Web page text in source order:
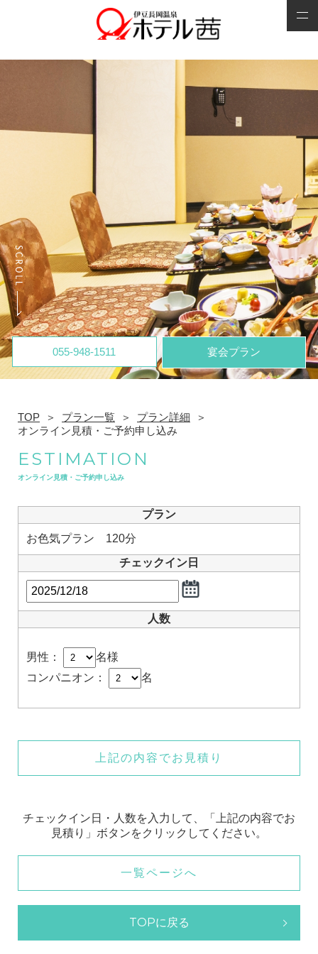
055-948-1511 宴会プラン
TOP プラン一覧
プラン詳細
オンライン見積・ご予約申し込み
ESTIMATION
オンライン見積・ご予約申し込み
プラン
お色気プラン 120分
チェックイン日
人数
男性：
名様
コンパニオン：
名
上記の内容でお見積り
チェックイン日・人数を入力して、「上記の内容でお
見積り」ボタンをクリックしてください。
一覧ページへ
TOPに戻る